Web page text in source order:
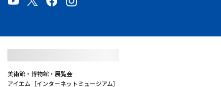
美術館・博物館・展覧会
アイエム［インターネットミュージアム］